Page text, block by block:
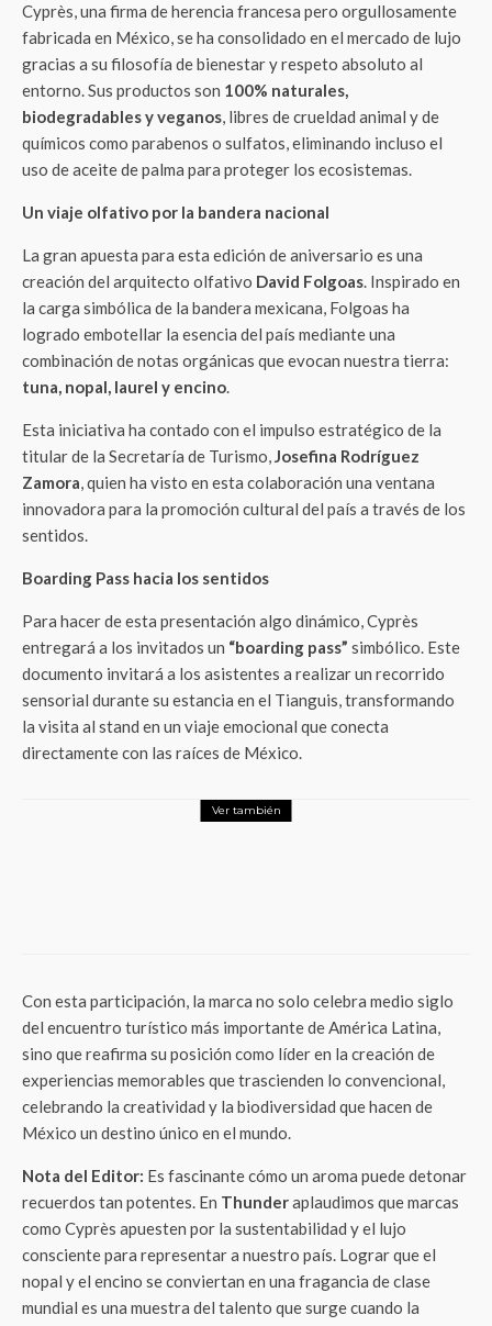
Cyprès, una firma de herencia francesa pero orgullosamente
fabricada en México, se ha consolidado en el mercado de lujo
gracias a su filosofía de bienestar y respeto absoluto al
entorno. Sus productos son 100% naturales,
biodegradables y veganos, libres de crueldad animal y de
químicos como parabenos o sulfatos, eliminando incluso el
uso de aceite de palma para proteger los ecosistemas.
Un viaje olfativo por la bandera nacional
La gran apuesta para esta edición de aniversario es una
creación del arquitecto olfativo David Folgoas. Inspirado en
la carga simbólica de la bandera mexicana, Folgoas ha
logrado embotellar la esencia del país mediante una
combinación de notas orgánicas que evocan nuestra tierra:
tuna, nopal, laurel y encino.
Esta iniciativa ha contado con el impulso estratégico de la
titular de la Secretaría de Turismo,Josefina Rodríguez
Zamora, quien ha visto en esta colaboración una ventana
innovadora para la promoción cultural del país a través de los
sentidos.
Boarding Pass hacia los sentidos
Para hacer de esta presentación algo dinámico, Cyprès
entregará a los invitados un “boarding pass” simbólico. Este
documento invitará a los asistentes a realizar un recorrido
sensorial durante su estancia en el Tianguis, transformando
la visita al stand en un viaje emocional que conecta
directamente con las raíces de México.
Ver también
Con esta participación, la marca no solo celebra medio siglo
del encuentro turístico más importante de América Latina,
sino que reafirma su posición como líder en la creación de
experiencias memorables que trascienden lo convencional,
celebrando la creatividad y la biodiversidad que hacen de
México un destino único en el mundo.
Nota del Editor: Es fascinante cómo un aroma puede detonar
recuerdos tan potentes. En Thunderaplaudimos que marcas
como Cyprès apuesten por la sustentabilidad y el lujo
consciente para representar a nuestro país. Lograr que el
nopal y el encino se conviertan en una fragancia de clase
mundial es una muestra del talento que surge cuando la